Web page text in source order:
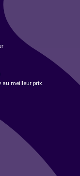
au meilleur prix.